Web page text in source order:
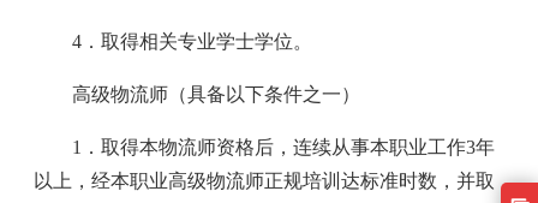
4．取得相关专业学士学位。
高级物流师（具备以下条件之一）
1．取得本物流师资格后，连续从事本职业工作3年
以上，经本职业高级物流师正规培训达标准时数，并取